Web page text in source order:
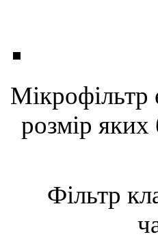
Мікрофільтр
розмір яких
Фільтр